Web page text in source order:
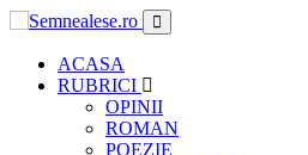
ACASA
RUBRICI
OPINII
ROMAN
POEZIE